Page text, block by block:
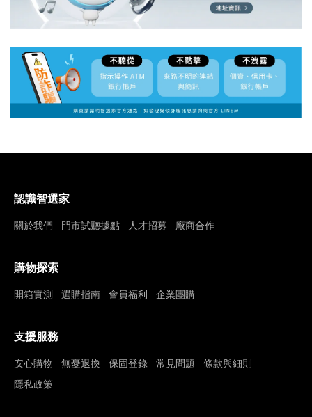
認識智選家
關於我們 門市試聽據點 人才招募 廠商合作
購物探索
開箱實測 選購指南 會員福利 企業團購
支援服務
安心購物 無憂退換 保固登錄 常見問題
條款與細則
隱私政策